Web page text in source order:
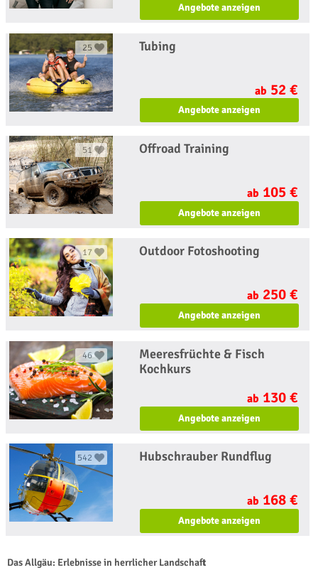
Angebote anzeigen
25 Tubing
ab 52 €
Angebote anzeigen
51 Offroad Training
ab 105 €
Angebote anzeigen
17 Outdoor Fotoshooting
ab 250 €
Angebote anzeigen
46
Meeresfrüchte & Fisch
Kochkurs
ab 130 €
Angebote anzeigen
542 Hubschrauber Rundflug
ab 168 €
Angebote anzeigen
Das Allgäu: Erlebnisse in herrlicher Landschaft